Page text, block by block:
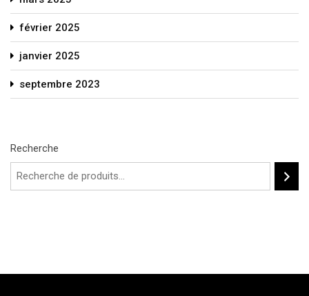
février 2025
janvier 2025
septembre 2023
Recherche